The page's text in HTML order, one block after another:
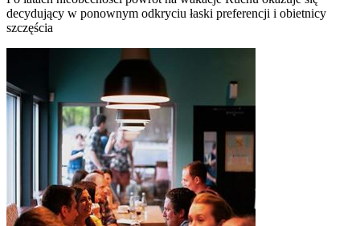
decydujący w ponownym odkryciu łaski preferencji i obietnicy
szczęścia